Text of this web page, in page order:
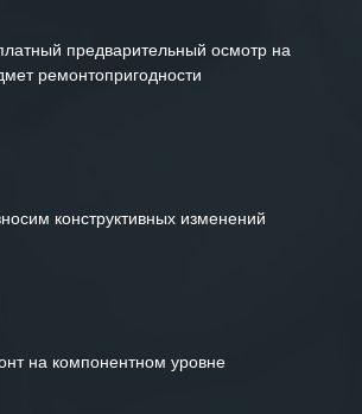
предварительный осмотр на
ремонтопригодности
конструктивных изменений
на компонентном уровне